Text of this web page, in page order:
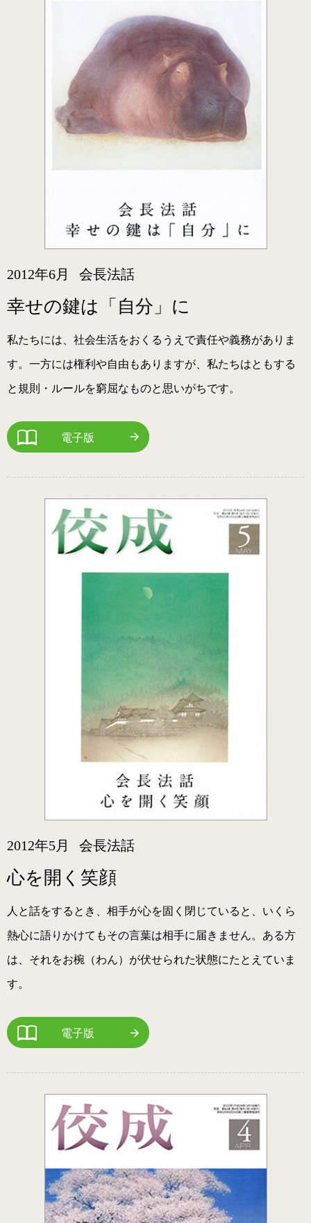
2012年6月 会長法話
幸せの鍵は「自分」に
私たちには、社会生活をおくるうえで責任や義務がありま
す。一方には権利や自由もありますが、私たちはともする
と規則・ルールを窮屈なものと思いがちです。
電子版
2012年5月 会長法話
心を開く笑顔
人と話をするとき、相手が心を固く閉じていると、いくら
熱心に語りかけてもその言葉は相手に届きません。ある方
は、それをお椀（わん）が伏せられた状態にたとえていま
す。
電子版